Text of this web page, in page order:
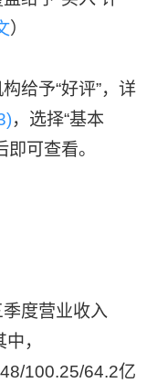
）
给予“好评”，详
，选择“基本
可查看。
度营业收入
，
100.25/64.2亿